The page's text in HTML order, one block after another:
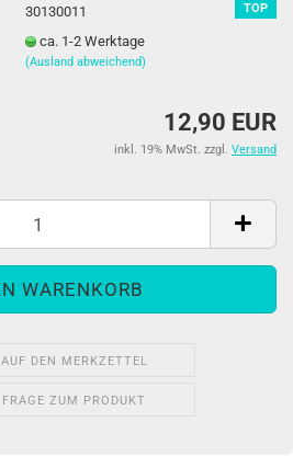
TOP
30130011
ca. 1-2 Werktage
(Ausland abweichend)
12,90 EUR
inkl. 19% MwSt. zzgl. Versand
AUF DEN MERKZETTEL
FRAGE ZUM PRODUKT